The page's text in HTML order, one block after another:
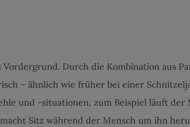
Durch die Kombination aus
– ähnlich wie früher bei einer
und -situationen, zum Beispiel läuft der
Sitz während der Mensch um ihn